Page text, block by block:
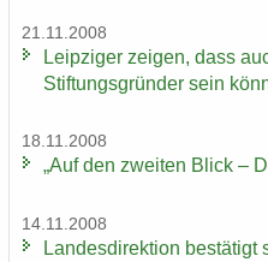
21.11.2008
Leip­zi­ger zei­gen, dass
Stif­tungs­grün­der sein
18.11.2008
„Auf den zwei­ten Blick –
14.11.2008
Lan­des­di­rek­ti­on